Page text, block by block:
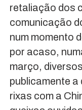
retaliação dos
comunicação
num momento
por acaso,
março,
publicamente a
rixas com a